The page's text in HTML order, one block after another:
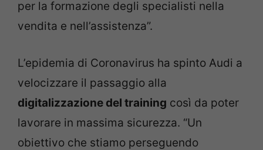
per la formazione degli specialisti nella
vendita e nell’assistenza”.
L’epidemia di Coronavirus ha spinto Audi a
velocizzare il passaggio alla
digitalizzazione del training così da poter
lavorare in massima sicurezza. “Un
obiettivo che stiamo perseguendo